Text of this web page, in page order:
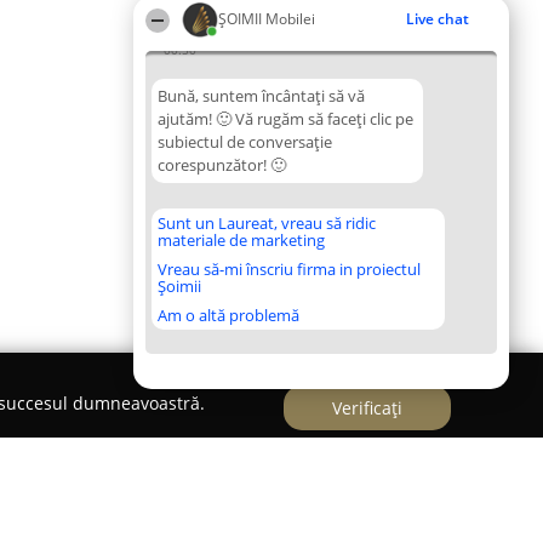
ȘOIMII Mobilei Live chat
00:50
Bună, suntem încântați să vă
ajutăm! 🙂 Vă rugăm să faceți clic pe
subiectul de conversație
corespunzător! 🙂
Sunt un Laureat, vreau să ridic
materiale de marketing
Vreau să-mi înscriu firma in proiectul
Șoimii
Am o altă problemă
dumneavoastră. Verificați